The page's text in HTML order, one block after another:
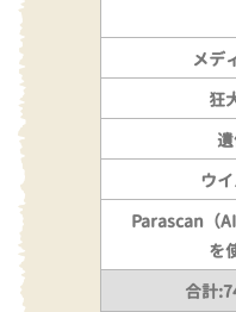
メデ
狂
ウ
Parascan（
を
合計